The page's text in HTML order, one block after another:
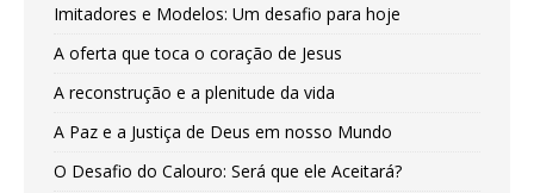
Imitadores e Modelos: Um desafio para hoje
A oferta que toca o coração de Jesus
A reconstrução e a plenitude da vida
A Paz e a Justiça de Deus em nosso Mundo
O Desafio do Calouro: Será que ele Aceitará?